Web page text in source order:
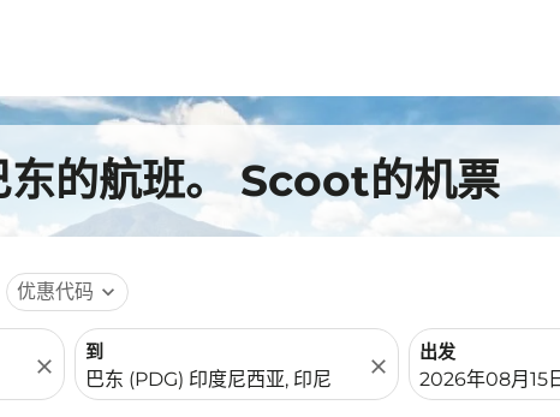
东的航班。 Scoot的机票
优惠代码 expand_more
close
到
close
出发
fc-booking-
2026年08月15